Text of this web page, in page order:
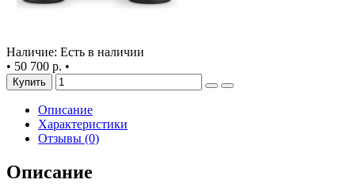
Наличие: Есть в наличии
• 50 700 р. •
Купить
Описание
Характеристики
Отзывы (0)
Описание